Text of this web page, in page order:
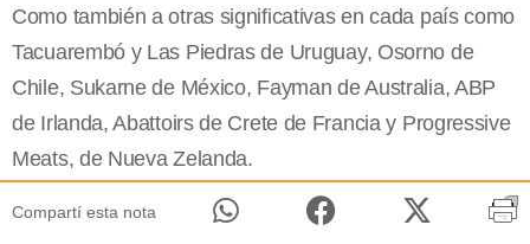
Como también a otras significativas en cada país como
Tacuarembó y Las Piedras de Uruguay, Osorno de
Chile, Sukarne de México, Fayman de Australia, ABP
de Irlanda, Abattoirs de Crete de Francia y Progressive
Meats, de Nueva Zelanda.
Compartí esta nota